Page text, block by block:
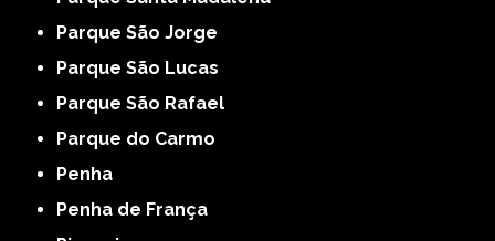
Parque São Jorge
Parque São Lucas
Parque São Rafael
Parque do Carmo
Penha
Penha de França